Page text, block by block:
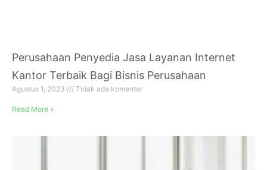
Perusahaan Penyedia Jasa Layanan Internet
Kantor Terbaik Bagi Bisnis Perusahaan
Agustus 1, 2023 Tidak ada komentar
Read More »